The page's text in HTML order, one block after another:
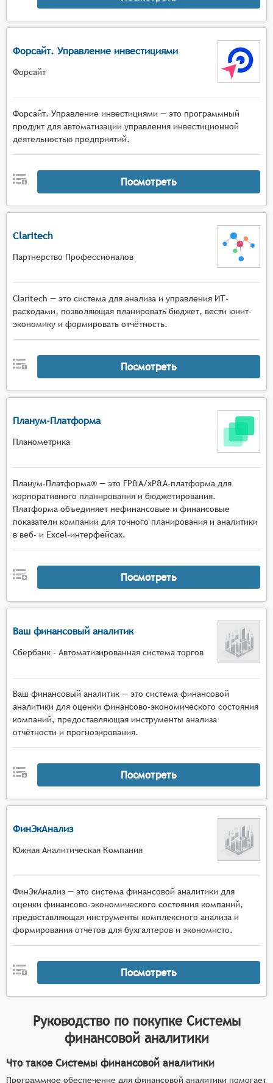
Форсайт. Управление инвестициями
Форсайт
Форсайт. Управление инвестициями — это программный
продукт для автоматизации управления инвестиционной
деятельностью предприятий.
Посмотреть
Claritech
Партнерство Профессионалов
Claritech — это система для анализа и управления ИТ-
расходами, позволяющая планировать бюджет, вести юнит-
экономику и формировать отчётность.
Посмотреть
Планум-Платформа
Планометрика
Планум-Платформа® — это FP&A/xP&A-платформа для
корпоративного планирования и бюджетирования.
Платформа объединяет нефинансовые и финансовые
показатели компании для точного планирования и аналитики
в веб- и Excel-интерфейсах.
Посмотреть
Ваш финансовый аналитик
Сбербанк - Автоматизированная система торгов
Ваш финансовый аналитик — это система финансовой
аналитики для оценки финансово-экономического состояния
компаний, предоставляющая инструменты анализа
отчётности и прогнозирования.
Посмотреть
ФинЭкАнализ
Южная Аналитическая Компания
ФинЭкАнализ — это система финансовой аналитики для
оценки финансово-экономического состояния компаний,
предоставляющая инструменты комплексного анализа и
формирования отчётов для бухгалтеров и экономисто.
Посмотреть
Руководство по покупке Системы
финансовой аналитики
Что такое Системы финансовой аналитики
Программное обеспечение для финансовой аналитики помогает